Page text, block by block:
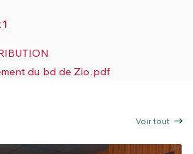
du bd de Zio.pdf
Voir tout